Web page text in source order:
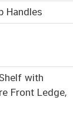
Handles
with
Front Ledge,